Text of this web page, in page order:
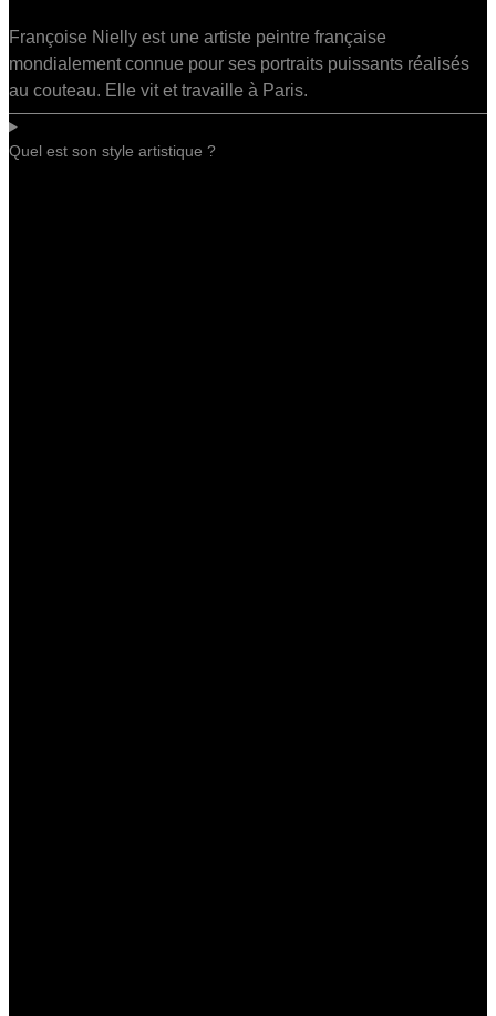
Françoise Nielly est une artiste peintre française
mondialement connue pour ses portraits puissants réalisés
au couteau. Elle vit et travaille à Paris.
Quel est son style artistique ?